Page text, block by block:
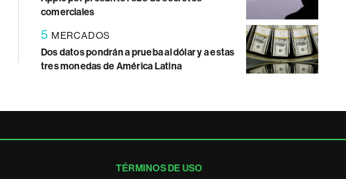
comerciales
5 MERCADOS
Dos datos pondrán a prueba al dólar y a estas
tres monedas de América Latina
TÉRMINOS DE USO